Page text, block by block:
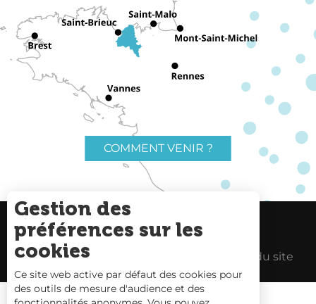
COMMENT VENIR ?
Charte du voyageur Liens utiles
Espace Pro Plan du site
Gestion des
préférences sur les
cookies
Ce site web active par défaut des cookies pour
des outils de mesure d'audience et des